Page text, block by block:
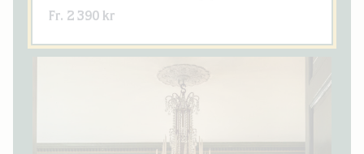
Fr. 2 390 kr